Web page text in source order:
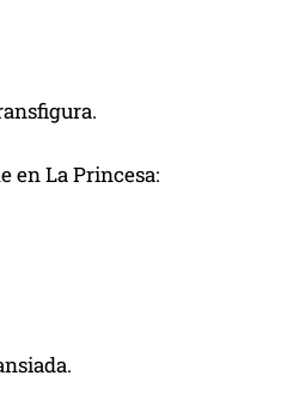
en La Princesa: